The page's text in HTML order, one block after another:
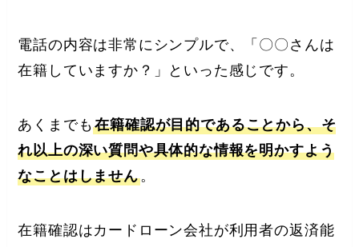
電話の内容は非常にシンプルで、「〇〇さんは
在籍していますか？」といった感じです。
あくまでも在籍確認が目的であることから、そ
れ以上の深い質問や具体的な情報を明かすよう
なことはしません。
在籍確認はカードローン会社が利用者の返済能